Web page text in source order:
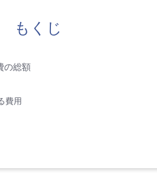
もくじ
の総額
費用